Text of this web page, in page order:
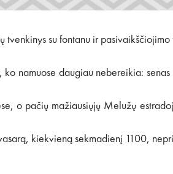
su fontanu ir pasivaikščiojimo
namuose daugiau nebereikia:
o pačių mažiausiųjų Melužų
kiekvieną sekmadienį 1100,